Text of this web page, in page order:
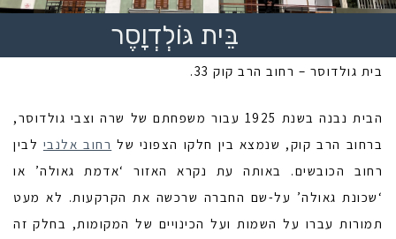
בֵּית גּוֹלְדְוָסֶר
בית גולדוסר – רחוב הרב קוק 33.
הבית נבנה בשנת 1925 עבור משפחתם של שרה וצבי גולדוסר,
ברחוב הרב קוק, שנמצא בין חלקו הצפוני של רחוב אלנבי לבין
רחוב הכובשים. באותה עת נקרא האזור ‘אדמת גאולה’ או
‘שכונת גאולה’ על-שם החברה שרכשה את הקרקעות. לא מעט
תמורות עברו על השמות ועל הכינויים של המקומות, בחלק זה